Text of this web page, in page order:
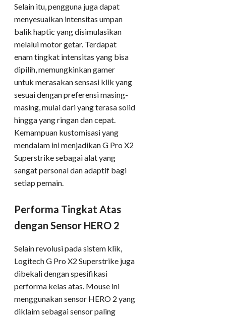
Selain itu, pengguna juga dapat
menyesuaikan intensitas umpan
balik haptic yang disimulasikan
melalui motor getar. Terdapat
enam tingkat intensitas yang bisa
dipilih, memungkinkan gamer
untuk merasakan sensasi klik yang
sesuai dengan preferensi masing-
masing, mulai dari yang terasa solid
hingga yang ringan dan cepat.
Kemampuan kustomisasi yang
mendalam ini menjadikan G Pro X2
Superstrike sebagai alat yang
sangat personal dan adaptif bagi
setiap pemain.
Performa Tingkat Atas
dengan Sensor HERO 2
Selain revolusi pada sistem klik,
Logitech G Pro X2 Superstrike juga
dibekali dengan spesifikasi
performa kelas atas. Mouse ini
menggunakan sensor HERO 2 yang
diklaim sebagai sensor paling